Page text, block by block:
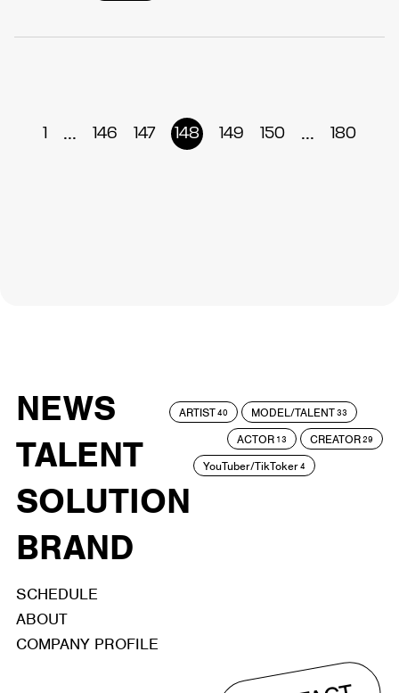
1 ... 146 147 148 149 150 ... 180
NEWS
TALENT
SOLUTION
BRAND
ARTIST40 MODEL/TALENT33
ACTOR 13 CREATOR29
YouTuber/TikToker4
SCHEDULE
ABOUT
COMPANY PROFILE